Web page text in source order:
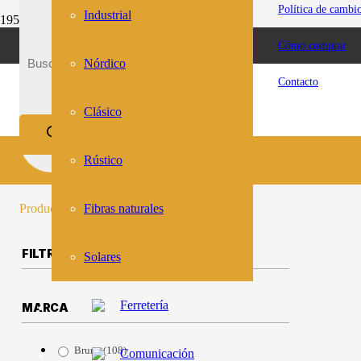
Política de
Cómo comprar
Contacto
Producto se ha añadido a tu carrito.
Industrial
Nórdico
Clásico
Rústico
Fibras naturales
Solares
Ferretería
Comunicación
Uso del producto
Interior
FILTROS
MARCA
Bruma(108)